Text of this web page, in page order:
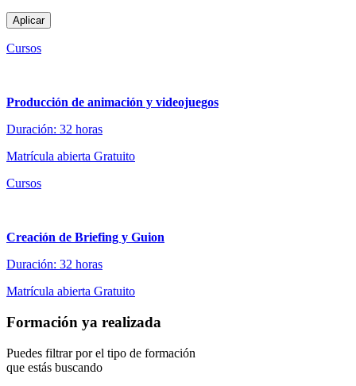
Cursos
Producción de animación y videojuegos
Duración: 32 horas
Matrícula abierta Gratuito
Cursos
Creación de Briefing y Guion
Duración: 32 horas
Matrícula abierta Gratuito
Formación ya realizada
Puedes filtrar por el tipo de formación
que estás buscando